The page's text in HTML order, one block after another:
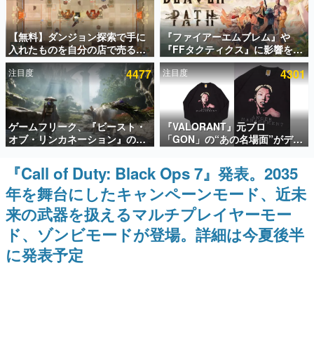
ゲームの企画書
名作ゲームクリエイターの方々に製作時のエピソードをお
聞きし、ヒットする企画（ゲーム）とは何か？を探ってい
きます。
赫本
この物語を解いてはいけない。『赫本』は、〈試験問題〉
の形をした短編ホラー小説集です。
新世代に訊く
これからのデジタルゲーム市場を担う若きクリエイター達
の姿を追い、彼らのルーツと情熱を探っていきます。
ゲーム世代の作家たち
ゲームに多大な影響を受けた作家さんに取材し、ゲームが
日本のコンテンツ産業やカルチャーに与えた影響を探る企
画です。
日本モバイルゲーム産業史
日本のモバイルゲーム史における主要なトピック・タイト
ルを網羅するほか、開発者へのインタビューや識者による
解説を掲載。約20年の歴史が一望できる決定版！
【無料】ダンジョン探索で手に
入れたものを自分の店で売るゲ
ーム『Moonlighter』がSteam
にて無料配布中！続編
『Moonlighter 2』の9月2日正
式リリースを記念したキャンペ
ーン
『ファイアーエムブレム』や
『FFタクティクス』に影響を受
けた新作戦略RPG『Beaten
Path』2027年に発売へ。
PC（Steam）、PS5、Xbox、
Switch向けにリリース予定
注目度 4477
ゲームフリーク、『ビースト・
オブ・リンカネーション』の継
続的なアプデ方針を表明。ユー
ザーからの意見を真摯に受け止
めて対応へ。修正パッチは約1週
間以内に配信される予定
注目度 4301
『VALORANT』元プロ
「GON」の“あの名場面”がデザ
インされた新作グッズが本日8月
5日より期間限定で発売。Tシャ
ツやコインケース、アクキーな
どが全品受注生産で登場、過去
に発売したグッズの再販も
『Call of Duty: Black Ops 7』発表。2035
年を舞台にしたキャンペーンモード、近未
来の武器を扱えるマルチプレイヤーモー
ド、ゾンビモードが登場。詳細は今夏後半
に発表予定